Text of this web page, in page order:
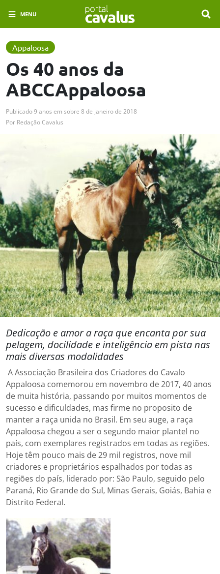
MENU
Appaloosa
Os 40 anos da
ABCCAppaloosa
Publicado9 anos em sobre 8 de janeiro de 2018
Por Redação Cavalus
Dedicação e amor a raça que encanta por sua
pelagem, docilidade e inteligência em pista nas
mais diversas modalidades
A Associação Brasileira dos Criadores do Cavalo
Appaloosa comemorou em novembro de 2017, 40 anos
de muita história, passando por muitos momentos de
sucesso e dificuldades, mas firme no proposito de
manter a raça unida no Brasil. Em seu auge, a raça
Appaloosa chegou a ser o segundo maior plantel no
país, com exemplares registrados em todas as regiões.
Hoje têm pouco mais de 29 mil registros, nove mil
criadores e proprietários espalhados por todas as
regiões do país, liderado por: São Paulo, seguido pelo
Paraná, Rio Grande do Sul, Minas Gerais, Goiás, Bahia e
Distrito Federal.